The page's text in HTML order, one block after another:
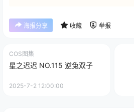
海报分享 收藏 举报
COS图集
星之迟迟 NO.115 逆兔双子
2025-7-2 12:00:00